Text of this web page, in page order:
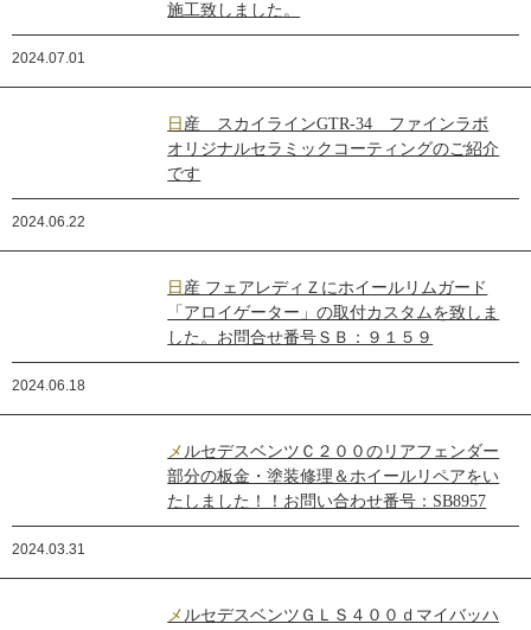
施工致しました。
2024.07.01
日産 スカイラインGTR-34 ファインラボ
オリジナルセラミックコーティングのご紹介
です
2024.06.22
日産 フェアレディＺにホイールリムガード
「アロイゲーター」の取付カスタムを致しま
した。お問合せ番号ＳＢ：９１５９
2024.06.18
メルセデスベンツＣ２００のリアフェンダー
部分の板金・塗装修理＆ホイールリペアをい
たしました！！お問い合わせ番号：SB8957
2024.03.31
メルセデスベンツＧＬＳ４００ｄマイバッハ